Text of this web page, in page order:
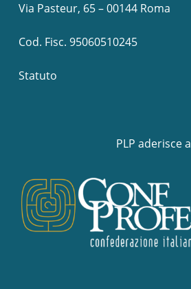
Via Pasteur, 65 – 00144 Roma
Cod. Fisc. 95060510245
Statuto
PLP aderisce a